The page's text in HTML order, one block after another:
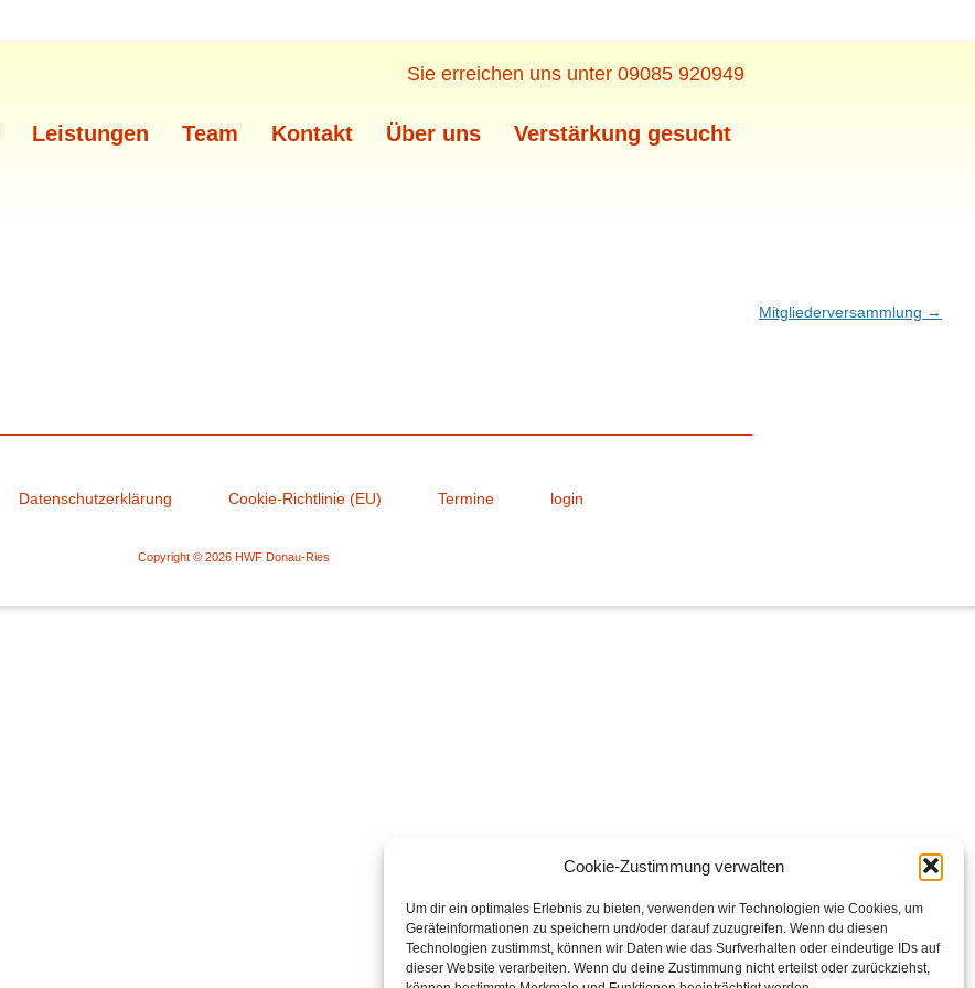
Cookie-Zustimmung verwalten
Um dir ein optimales Erlebnis zu bieten, verwenden wir Technologien wie Cookies, um
Geräteinformationen zu speichern und/oder darauf zuzugreifen. Wenn du diesen
Technologien zustimmst, können wir Daten wie das Surfverhalten oder eindeutige IDs auf
dieser Website verarbeiten. Wenn du deine Zustimmung nicht erteilst oder zurückziehst,
Sie erreichen uns unter 09085 920949
Leistungen Team Kontakt Über uns Verstärkung gesucht
Mitgliederversammlung →
Datenschutzerklärung Cookie-Richtlinie (EU) Termine login
Copyright © 2026 HWF Donau-Ries